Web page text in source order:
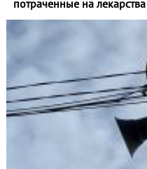
потраченные на лекарства